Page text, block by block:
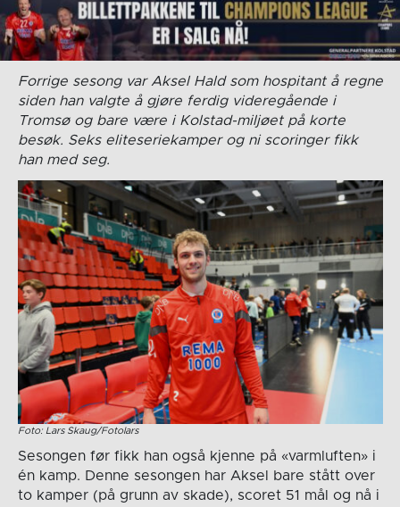
Forrige sesong var Aksel Hald som hospitant å regne
siden han valgte å gjøre ferdig videregående i
Tromsø og bare være i Kolstad-miljøet på korte
besøk. Seks eliteseriekamper og ni scoringer fikk
han med seg.
Foto: Lars Skaug/Fotolars
Sesongen før fikk han også kjenne på «varmluften» i
én kamp. Denne sesongen har Aksel bare stått over
to kamper (på grunn av skade), scoret 51 mål og nå i